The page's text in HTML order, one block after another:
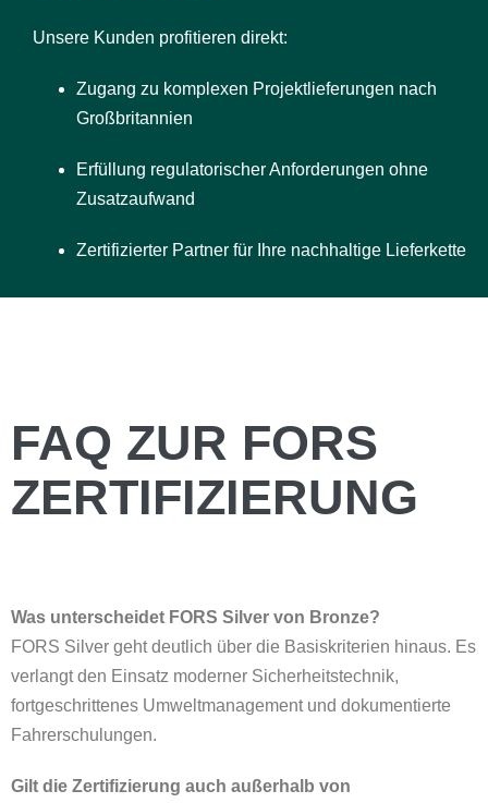
Unsere Kunden profitieren direkt:
Zugang zu komplexen Projektlieferungen nach
Großbritannien
Erfüllung regulatorischer Anforderungen ohne
Zusatzaufwand
Zertifizierter Partner für Ihre nachhaltige Lieferkette
FAQ ZUR FORS
ZERTIFIZIERUNG
Was unterscheidet FORS Silver von Bronze?
FORS Silver geht deutlich über die Basiskriterien hinaus. Es
verlangt den Einsatz moderner Sicherheitstechnik,
fortgeschrittenes Umweltmanagement und dokumentierte
Fahrerschulungen.
Gilt die Zertifizierung auch außerhalb von